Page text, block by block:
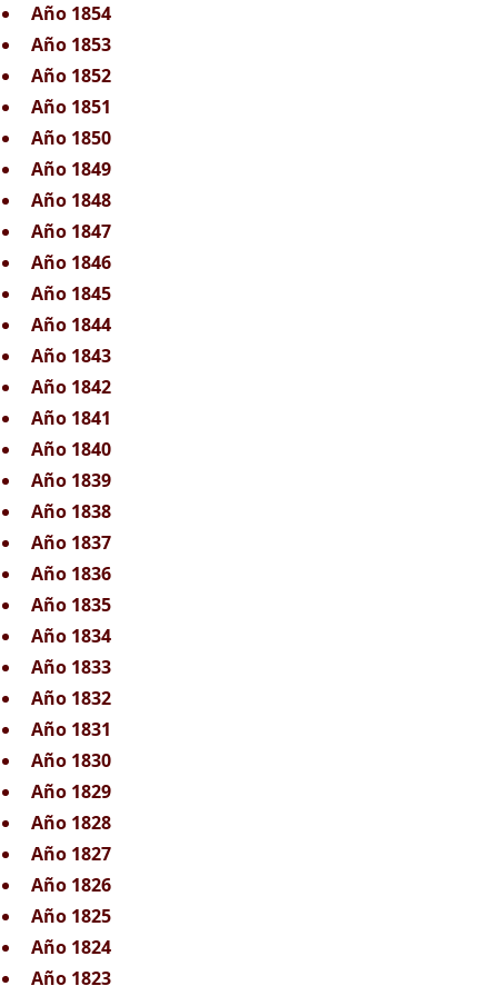
Año 1854
Año 1853
Año 1852
Año 1851
Año 1850
Año 1849
Año 1848
Año 1847
Año 1846
Año 1845
Año 1844
Año 1843
Año 1842
Año 1841
Año 1840
Año 1839
Año 1838
Año 1837
Año 1836
Año 1835
Año 1834
Año 1833
Año 1832
Año 1831
Año 1830
Año 1829
Año 1828
Año 1827
Año 1826
Año 1825
Año 1824
Año 1823